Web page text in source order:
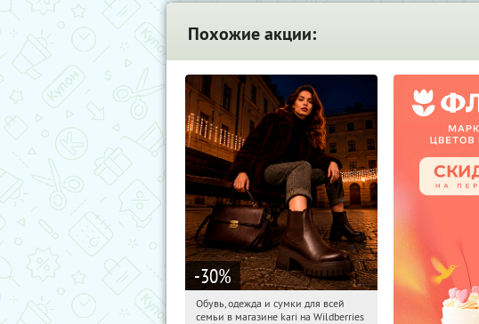
Похожие акции:
-30%
16:29:05 Получили:
Обувь, одежда и сумки для всей
семьи в магазине kari на Wildberries